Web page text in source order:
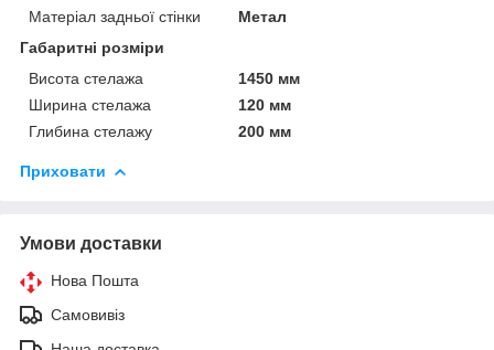
Матеріал задньої стінки
Метал
Габаритні розміри
Висота стелажа
1450 мм
Ширина стелажа
120 мм
Глибина стелажу
200 мм
Приховати
Умови доставки
Нова Пошта
Самовивіз